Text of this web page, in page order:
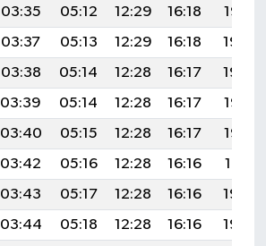
03:35 05:12 12:29 16:18
19:35
03:37 05:13 12:29 16:18
19:34
03:38 05:14 12:28 16:17
19:34
03:39 05:14 12:28 16:17
19:33
03:40 05:15 12:28 16:17
19:32
03:42 05:16 12:28 16:16
19:31
03:43 05:17 12:28 16:16
19:30
03:44 05:18 12:28 16:16
19:29